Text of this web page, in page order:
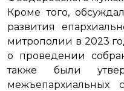
Кроме того,
развития
митрополии в 2023
о проведении
также были
межъепархиальных